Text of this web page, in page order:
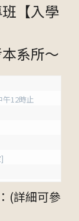
【入學
系所～
12時止
(詳細可參